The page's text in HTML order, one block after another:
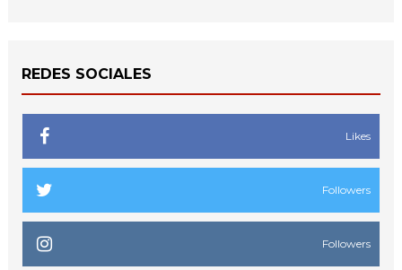
REDES SOCIALES
Likes
Followers
Followers